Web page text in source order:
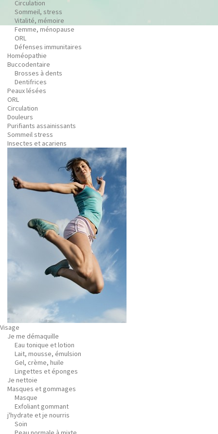
Circulation
Sommeil, stress
Vitalité, mémoire
Femme, ménopause
ORL
Défenses immunitaires
Homéopathie
Buccodentaire
Brosses à dents
Dentifrices
Peaux lésées
ORL
Circulation
Douleurs
Purifiants assainissants
Sommeil stress
Insectes et acariens
Visage
Je me démaquille
Eau tonique et lotion
Lait, mousse, émulsion
Gel, crème, huile
Lingettes et éponges
Je nettoie
Masques et gommages
Masque
Exfoliant gommant
j'hydrate et je nourris
Soin